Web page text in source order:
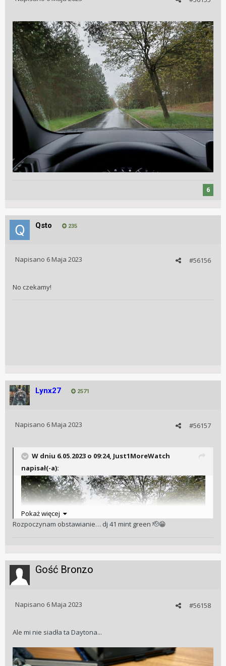
6
Qsto 235
#56156
Napisano 6 Maja 2023
No czekamy!
Lynx27 2571
#56157
Napisano 6 Maja 2023
W dniu 6.05.2023 o 09:24, Just1MoreWatch
napisał(-a):
Pokaż więcej
Rozpoczynam obstawianie… dj 41 mint green 🫡😁
Gość Bronzo
#56158
Napisano 6 Maja 2023
Ale mi nie siadła ta Daytona...